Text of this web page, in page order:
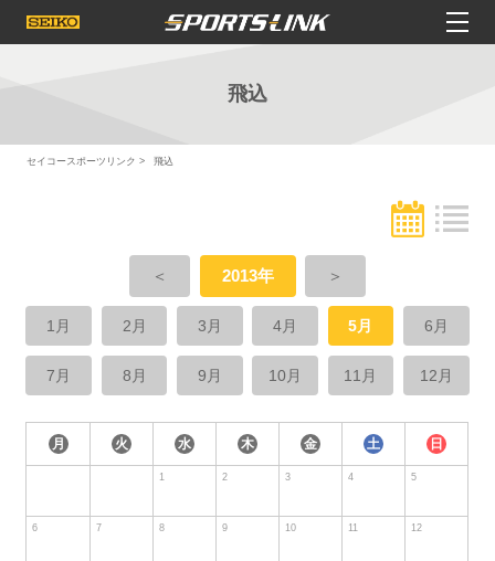
飛込
セイコースポーツリンク 飛込
＜ 2013年 ＞
1月 2月 3月 4月 5月 6月
7月 8月 9月 10月 11月 12月
月 火 水 木 金 土 日
1 2 3 4 5
6 7 8 9 10 11 12